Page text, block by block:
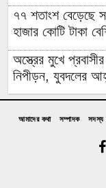
৭৭ শতাংশ বেড়েছে
হাজার কোটি টাকা
অস্ত্রের মুখে
নিপীড়ন, যুবদলের
চাঁদপুরের মাদকসেবী
হত্যা”সড়ক অবরোধ
অর্থাভাবে বন্ধ
আমাদের কথা সম্পাদক সদস্য